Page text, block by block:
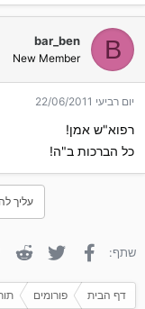
B
bar_ben
New Member
יום רביעי 22/06/2011
רפוא"ש אמן!
כל הברכות ב"ה!
עליך
שתף: פייסבוק טוויטר
דף הבית פורומים